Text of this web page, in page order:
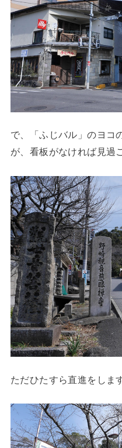
で、「ふじバル」のヨコ
が、看板がなければ見過
ただひたすら直進をしま